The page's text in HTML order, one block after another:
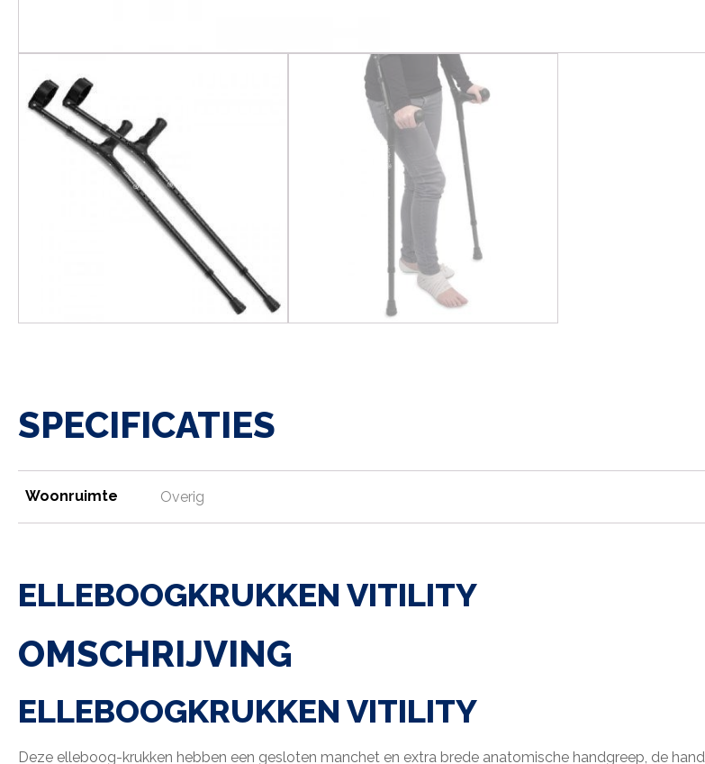
SPECIFICATIES
Woonruimte Overig
ELLEBOOGKRUKKEN VITILITY
OMSCHRIJVING
ELLEBOOGKRUKKEN VITILITY
Deze elleboog-krukken hebben een gesloten manchet en extra brede anatomische handgreep, de